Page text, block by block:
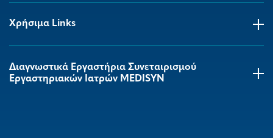
Χρήσιμα Links
Διαγνωστικά Εργαστήρια Συνεταιρισμού
Εργαστηριακών Ιατρών MEDISYΝ